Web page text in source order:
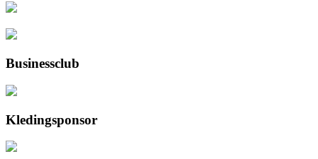
Businessclub
Kledingsponsor